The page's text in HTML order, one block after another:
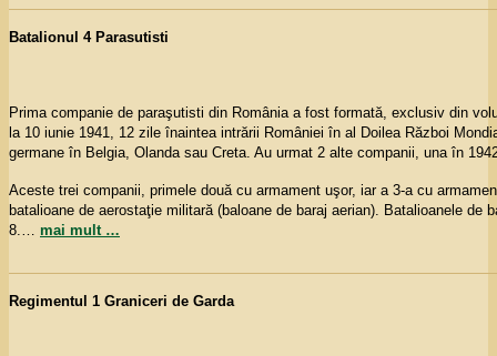
Batalionul 4 Parasutisti
Prima companie de paraşutisti din România a fost formată, exclusiv din
la 10 iunie 1941, 12 zile înaintea intrării României în al Doilea Război
germane în Belgia, Olanda sau Creta. Au urmat 2 alte companii, una în
Aceste trei companii, primele două cu armament uşor, iar a 3-a cu
batalioane de aerostaţie militară (baloane de baraj aerian). Batalioanele
8.
mai mult …
Regimentul 1 Graniceri de Garda